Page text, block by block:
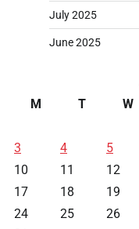
July 2025
June 2025
M
T W
3
4 5
10
11 12
17
18 19
24
25 26